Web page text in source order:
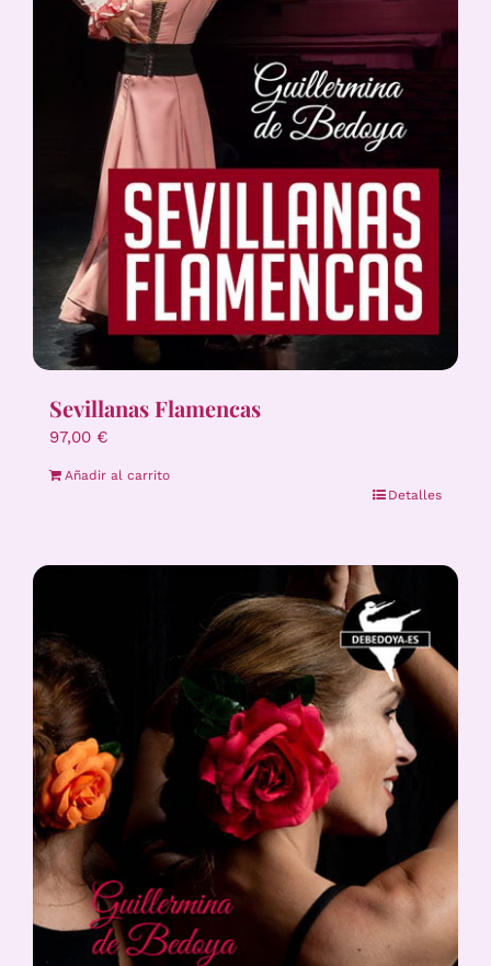
Sevillanas Flamencas
97,00 €
Añadir al carrito
Detalles